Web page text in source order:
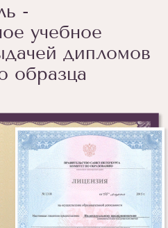
-
учебное
дипломов
образца